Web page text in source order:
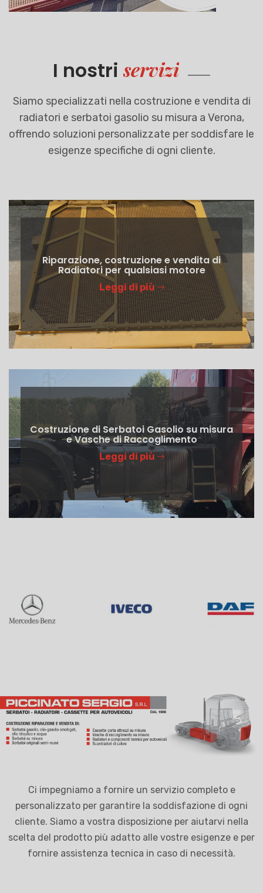
I nostri servizi
Siamo specializzati nella costruzione e vendita di
radiatori e serbatoi gasolio su misura a Verona,
offrendo soluzioni personalizzate per soddisfare le
esigenze specifiche di ogni cliente.
Riparazione, costruzione e vendita di
Radiatori per qualsiasi motore
Leggi di più
Costruzione di Serbatoi Gasolio su misura
e Vasche di Raccoglimento
Leggi di più
Ci impegniamo a fornire un servizio completo e
personalizzato per garantire la soddisfazione di ogni
cliente. Siamo a vostra disposizione per aiutarvi nella
scelta del prodotto più adatto alle vostre esigenze e per
fornire assistenza tecnica in caso di necessità.